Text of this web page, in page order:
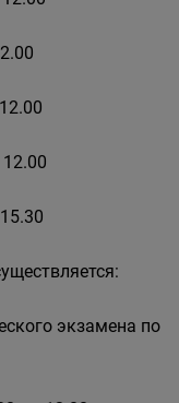
экзамена по